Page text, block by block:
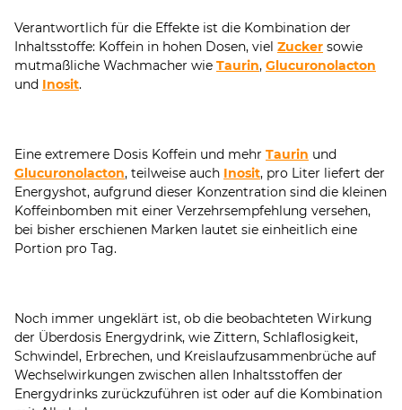
Verantwortlich für die Effekte ist die Kombination der
Inhaltsstoffe: Koffein in hohen Dosen, viel Zucker sowie
mutmaßliche Wachmacher wie Taurin, Glucuronolacton
und Inosit.
Eine extremere Dosis Koffein und mehr Taurin und
Glucuronolacton, teilweise auch Inosit, pro Liter liefert der
Energyshot, aufgrund dieser Konzentration sind die kleinen
Koffeinbomben mit einer Verzehrsempfehlung versehen,
bei bisher erschienen Marken lautet sie einheitlich eine
Portion pro Tag.
Noch immer ungeklärt ist, ob die beobachteten Wirkung
der Überdosis Energydrink, wie Zittern, Schlaflosigkeit,
Schwindel, Erbrechen, und Kreislaufzusammenbrüche auf
Wechselwirkungen zwischen allen Inhaltsstoffen der
Energydrinks zurückzuführen ist oder auf die Kombination